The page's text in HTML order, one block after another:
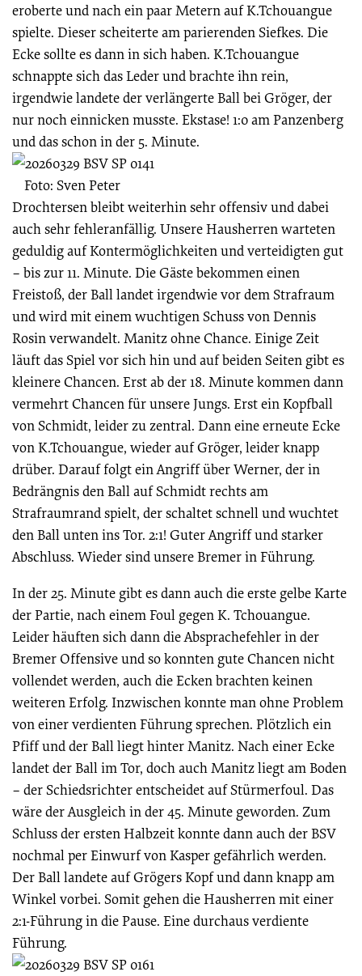
eroberte und nach ein paar Metern auf K.Tchouangue
spielte. Dieser scheiterte am parierenden Siefkes. Die
Ecke sollte es dann in sich haben. K.Tchouangue
schnappte sich das Leder und brachte ihn rein,
irgendwie landete der verlängerte Ball bei Gröger, der
nur noch einnicken musste. Ekstase! 1:0 am Panzenberg
und das schon in der 5. Minute.
Foto: Sven Peter
Drochtersen bleibt weiterhin sehr offensiv und dabei
auch sehr fehleranfällig. Unsere Hausherren warteten
geduldig auf Kontermöglichkeiten und verteidigten gut
– bis zur 11. Minute. Die Gäste bekommen einen
Freistoß, der Ball landet irgendwie vor dem Strafraum
und wird mit einem wuchtigen Schuss von Dennis
Rosin verwandelt. Manitz ohne Chance. Einige Zeit
läuft das Spiel vor sich hin und auf beiden Seiten gibt es
kleinere Chancen. Erst ab der 18. Minute kommen dann
vermehrt Chancen für unsere Jungs. Erst ein Kopfball
von Schmidt, leider zu zentral. Dann eine erneute Ecke
von K.Tchouangue, wieder auf Gröger, leider knapp
drüber. Darauf folgt ein Angriff über Werner, der in
Bedrängnis den Ball auf Schmidt rechts am
Strafraumrand spielt, der schaltet schnell und wuchtet
den Ball unten ins Tor. 2:1! Guter Angriff und starker
Abschluss. Wieder sind unsere Bremer in Führung.
In der 25. Minute gibt es dann auch die erste gelbe Karte
der Partie, nach einem Foul gegen K. Tchouangue.
Leider häuften sich dann die Absprachefehler in der
Bremer Offensive und so konnten gute Chancen nicht
vollendet werden, auch die Ecken brachten keinen
weiteren Erfolg. Inzwischen konnte man ohne Problem
von einer verdienten Führung sprechen. Plötzlich ein
Pfiff und der Ball liegt hinter Manitz. Nach einer Ecke
landet der Ball im Tor, doch auch Manitz liegt am Boden
– der Schiedsrichter entscheidet auf Stürmerfoul. Das
wäre der Ausgleich in der 45. Minute geworden. Zum
Schluss der ersten Halbzeit konnte dann auch der BSV
nochmal per Einwurf von Kasper gefährlich werden.
Der Ball landete auf Grögers Kopf und dann knapp am
Winkel vorbei. Somit gehen die Hausherren mit einer
2:1-Führung in die Pause. Eine durchaus verdiente
Führung.